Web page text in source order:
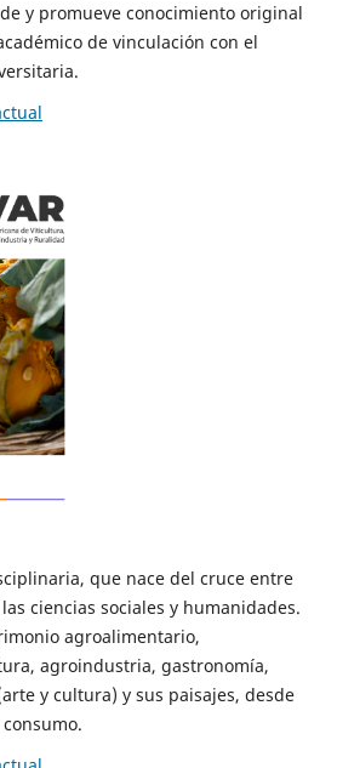
y promueve conocimiento original
de vinculación con el
que nace del cruce entre
ciencias sociales y humanidades.
agroalimentario,
agroindustria, gastronomía,
y cultura) y sus paisajes, desde